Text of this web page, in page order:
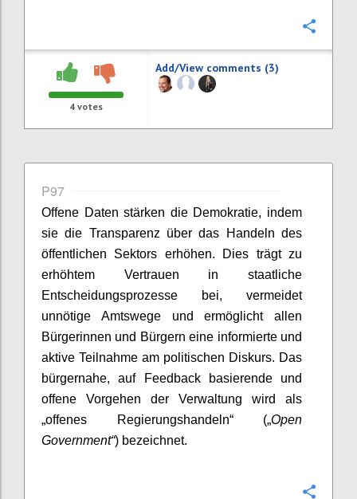
4 votes
Add/View comments (3)
P97
Offene Daten stärken die Demokratie, indem
sie die Transparenz über das Handeln des
öffentlichen Sektors erhöhen. Dies trägt zu
erhöhtem Vertrauen in staatliche
Entscheidungsprozesse bei, vermeidet
unnötige Amtswege und ermöglicht allen
Bürgerinnen und Bürgern eine informierte und
aktive Teilnahme am politischen Diskurs. Das
bürgernahe, auf Feedback basierende und
offene Vorgehen der Verwaltung wird als
„offenes Regierungshandeln“ („Open
Government“) bezeichnet.